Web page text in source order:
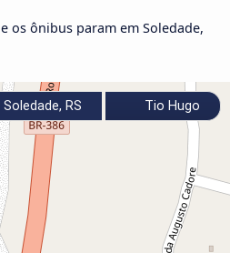
os ônibus param em Soledade,
Soledade, RS Tio Hugo